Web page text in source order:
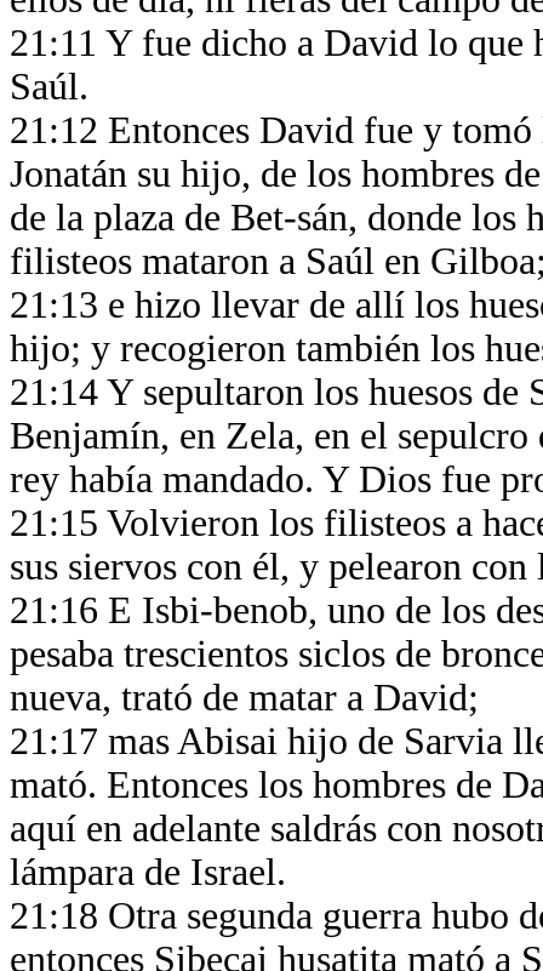
21:11 Y fue dicho a David lo que
Saúl.
21:12 Entonces David fue y tomó
Jonatán su hijo, de los hombres
de la plaza de Bet-sán, donde
filisteos mataron a Saúl en
21:13 e hizo llevar de allí los
hijo; y recogieron también los
21:14 Y sepultaron los huesos de
Benjamín, en Zela, en el
rey había mandado. Y Dios fue
21:15 Volvieron los filisteos a
sus siervos con él, y pelearon
21:16 E Isbi-benob, uno de los
pesaba trescientos siclos de
nueva, trató de matar a David;
21:17 mas Abisai hijo de Sarvia
mató. Entonces los hombres de
aquí en adelante saldrás con
lámpara de Israel.
21:18 Otra segunda guerra hubo
entonces Sibecai husatita mató a